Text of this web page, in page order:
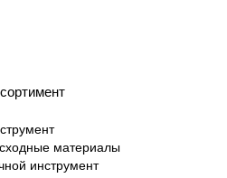
материалы
инструмент